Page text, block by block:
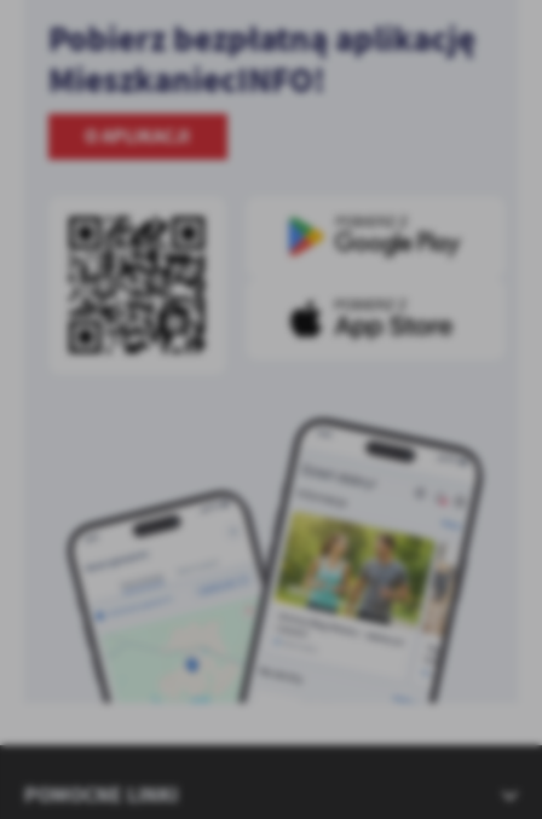
Pobierz bezpłatną aplikację
MieszkaniecINFO!
O APLIKACJI
POMOCNE LINKI